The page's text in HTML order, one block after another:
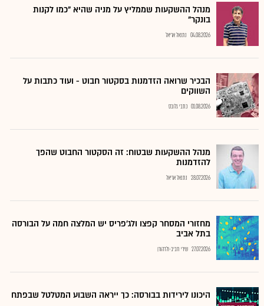
מנהל ההשקעות שממליץ על מניה שהיא "כמו לקנות
בונקר"
04.08.2026 נתנאל אריאל
הבכיר שרואה הזדמנות בסקטור חבוט - ועוד כתבות על
השווקים
01.08.2026 כתבי גלובס
מנהל ההשקעות שבטוח: זה הסקטור החבוט שהפך
להזדמנות
28.07.2026 נתנאל אריאל
מחזורי המסחר קפצו ולג'פריס יש המלצה חמה על הבורסה
בתל אביב
27.07.2026 שירי חביב-ולדהורן
היכונו לירידות בבורסה: כך ייראה השבוע המטלטל שבפתח